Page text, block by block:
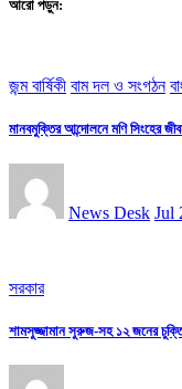
আরো পড়ুন:
জন্ম বার্ষিকী বাম দল ও সংগঠন
মানবমুক্তির আন্দোলনে মণি সিংহের
News Desk Jul
সরকার
শামসুজ্জামান সুরুজ-সহ ১২ জনের